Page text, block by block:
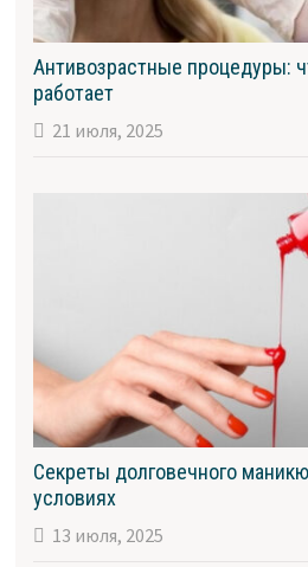
Антивозрастные процедуры:
работает
21 июля, 2025
Секреты долговечного
условиях
13 июля, 2025